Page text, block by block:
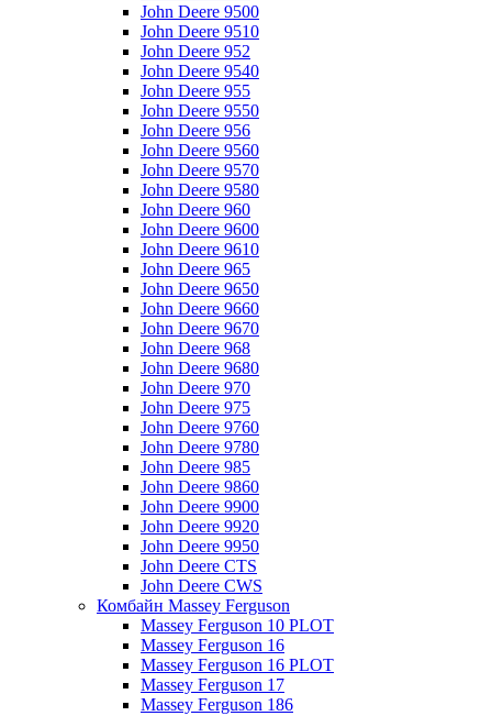
John Deere 9500
John Deere 9510
John Deere 952
John Deere 9540
John Deere 955
John Deere 9550
John Deere 956
John Deere 9560
John Deere 9570
John Deere 9580
John Deere 960
John Deere 9600
John Deere 9610
John Deere 965
John Deere 9650
John Deere 9660
John Deere 9670
John Deere 968
John Deere 9680
John Deere 970
John Deere 975
John Deere 9760
John Deere 9780
John Deere 985
John Deere 9860
John Deere 9900
John Deere 9920
John Deere 9950
John Deere CTS
John Deere CWS
Комбайн Massey Ferguson
Massey Ferguson 10 PLOT
Massey Ferguson 16
Massey Ferguson 16 PLOT
Massey Ferguson 17
Massey Ferguson 186